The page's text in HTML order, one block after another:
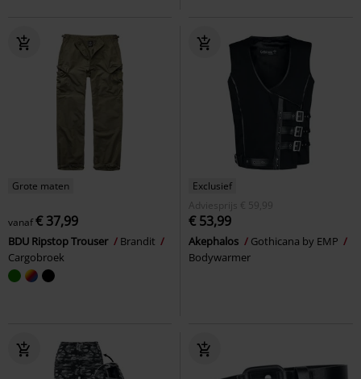
Grote maten
vanaf€ 37,99
BDU Ripstop Trouser
Brandit
Cargobroek
Exclusief
Adviesprijs
€ 59,99
€ 53,99
Akephalos
Gothicana by EMP
Bodywarmer